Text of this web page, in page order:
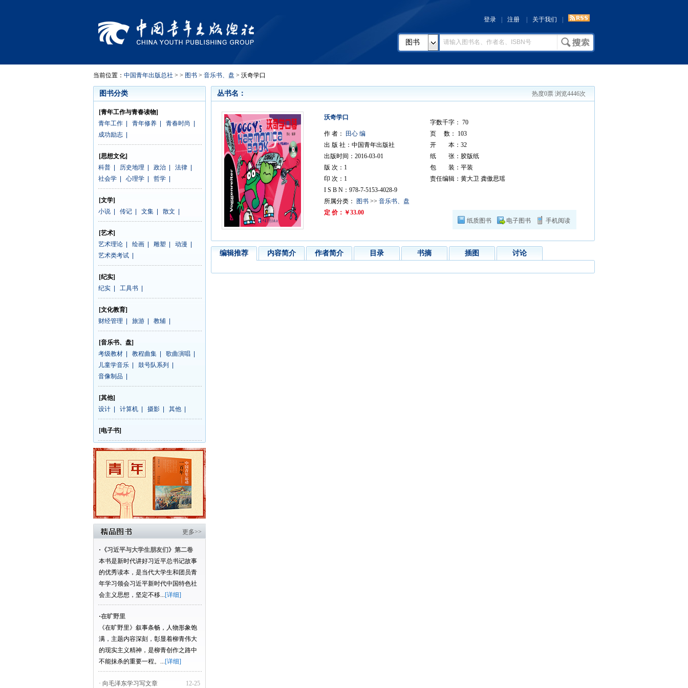
登录 注册 关于我们
图书
当前位置： 中国青年出版总社 > > 图书 > 音乐书、盘 > 沃奇学口
图书分类
[青年工作与青春读物]
青年工作
青年修养 青春时尚
成功励志
[思想文化]
科普
历史地理 政治 法律
社会学
心理学 哲学
[文学]
小说
传记 文集 散文
[艺术]
艺术理论
绘画 雕塑 动漫
艺术类考试
[纪实]
纪实
工具书
[文化教育]
财经管理
旅游 教辅
[音乐书、盘]
考级教材
教程曲集 歌曲演唱
儿童学音乐
鼓号队系列
音像制品
[其他]
设计
计算机 摄影 其他
[电子书]
更多>>
· 《习近平与大学生朋友们》第二卷
本书是新时代讲好习近平总书记故事
的优秀读本，是当代大学生和团员青
年学习领会习近平新时代中国特色社
会主义思想，坚定不移...[详细]
·在旷野里
《在旷野里》叙事条畅，人物形象饱
满，主题内容深刻，彰显着柳青伟大
的现实主义精神，是柳青创作之路中
不能抹杀的重要一程。...[详细]
12-25
· 向毛泽东学习写文章
热度0票 浏览4446次
丛书名：
纸质图书 电子图书 手机阅读
沃奇学口
作 者：
田心 编
出 版 社：中国青年出版社
出版时间：2016-03-01
版 次：1
印 次：1
I S B N：978-7-5153-4028-9
所属分类：
图书 >> 音乐书、盘
定 价：￥33.00
字数千字： 70
页 数： 103
开 本：32
纸 张：胶版纸
包 装：平装
责任编辑：黄大卫 龚傲思瑶
编辑推荐 内容简介 作者简介 目录 书摘 插图 讨论